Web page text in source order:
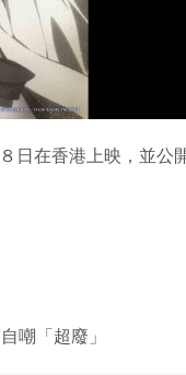
日在香港上映，並公
嘲「超廢」